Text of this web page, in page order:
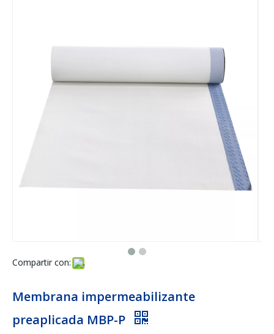
Compartir con:
Membrana impermeabilizante
preaplicada MBP-P